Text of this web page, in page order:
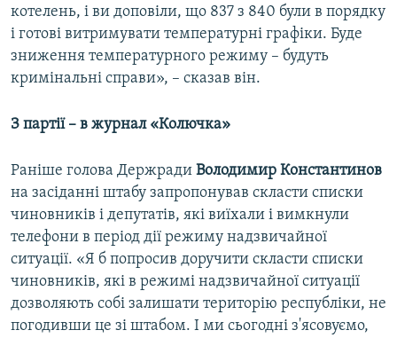
котелень, і ви доповіли, що 837 з 840 були в порядку
і готові витримувати температурні графіки. Буде
зниження температурного режиму – будуть
кримінальні справи», – сказав він.
З партії – в журнал «Колючка»
Раніше голова Держради Володимир Константинов
на засіданні штабу запропонував скласти списки
чиновників і депутатів, які виїхали і вимкнули
телефони в період дії режиму надзвичайної
ситуації. «Я б попросив доручити скласти списки
чиновників, які в режимі надзвичайної ситуації
дозволяють собі залишати територію республіки, не
погодивши це зі штабом. І ми сьогодні з'ясовуємо,